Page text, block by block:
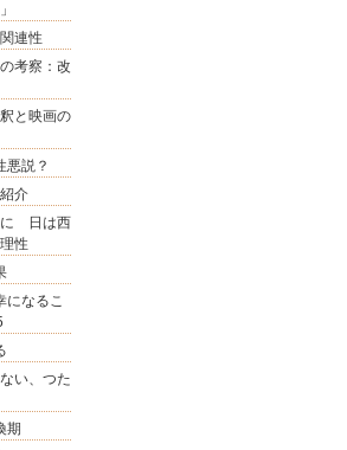
連性
考察：改
と映画の
悪説？
介
に 日は西
性
になるこ
い、つた
期